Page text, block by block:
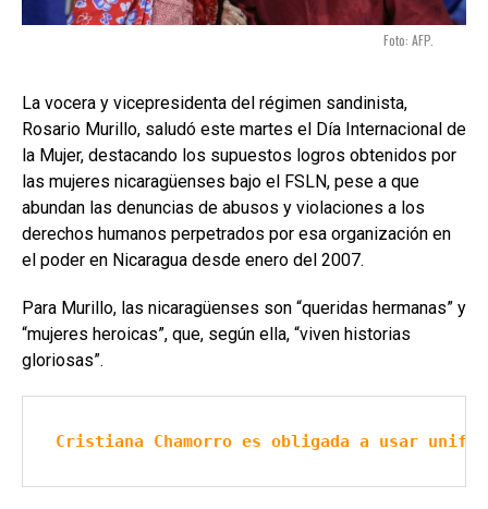
Foto: AFP.
La vocera y vicepresidenta del régimen sandinista,
Rosario Murillo, saludó este martes el Día Internacional de
la Mujer, destacando los supuestos logros obtenidos por
las mujeres nicaragüenses bajo el FSLN, pese a que
abundan las denuncias de abusos y violaciones a los
derechos humanos perpetrados por esa organización en
el poder en Nicaragua desde enero del 2007.
Para Murillo, las nicaragüenses son “queridas hermanas” y
“mujeres heroicas”, que, según ella, “viven historias
gloriosas”.
Cristiana Chamorro es obligada a usar